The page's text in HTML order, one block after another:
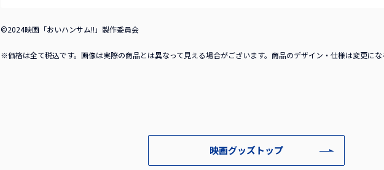
©2024映画「おいハンサム!!」製作委員会
※価格は全て税込です。画像は実際の商品とは異なって見える場合がございます。商品のデザイン・仕様は変更にな
映画グッズトップ